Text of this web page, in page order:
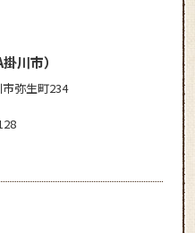
掛川市）
弥生町234